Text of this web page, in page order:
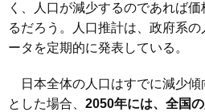
く、人口が減少するのであれば
るだろう。人口推計は、政府系
ータを定期的に発表している。
日本全体の人口はすでに減少傾
とした場合、 2050年には、全国